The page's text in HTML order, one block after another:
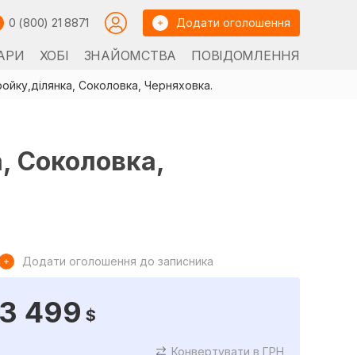
0 (800) 21 8871 Додати оголошення
ХОБІ ЗНАЙОМСТВА ПОВІДОМЛЕННЯ
Соколовка, Черняховка.
Соколовка,
Додати оголошення до записника
3 499 $
Конвертувати в ГРН